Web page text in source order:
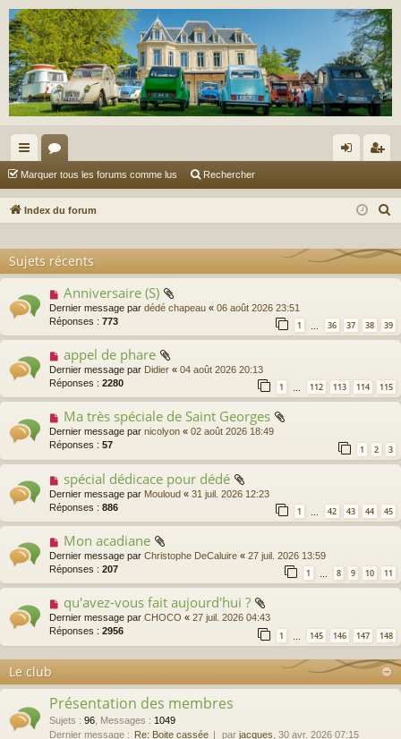
cc
ès
pi
de
or
u ne
on
nr
ist
re
Marquer tous les forums comme lus Rechercher
Index du forum
c
c
r
Sujets récents
Anniversaire (S)
Dernier message par dédé chapeau « 06 août 2026 23:51
Réponses : 773 1 36 37 38 39
appel de phare
Dernier message par Didier « 04 août 2026 20:13
Réponses : 2280 1 … 112 113 114 115
Ma très spéciale de Saint Georges
Dernier message par nicolyon « 02 août 2026 18:49
Réponses : 57 1 2 3
spécial dédicace pour dédé
Dernier message par Mouloud « 31 juil. 2026 12:23
Réponses : 886 1 … 42 43 44 45
Mon acadiane
Dernier message par Christophe DeCaluire « 27 juil. 2026 13:59
Réponses : 207 1 … 8 9 10 11
qu'avez-vous fait aujourd'hui ?
Dernier message par CHOCO « 27 juil. 2026 04:43
Réponses : 2956 1 145 146 147 148
Le club
Présentation des membres
Sujets : 96 Messages : 1049
Dernier message : Re: Boite cassée par jacques , 30 avr. 2026 07:15